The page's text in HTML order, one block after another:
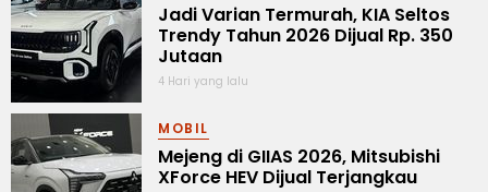
Jadi Varian Termurah, KIA Seltos
Trendy Tahun 2026 Dijual Rp. 350
Jutaan
4 Hari yang lalu
MOBIL
Mejeng di GIIAS 2026, Mitsubishi
XForce HEV Dijual Terjangkau